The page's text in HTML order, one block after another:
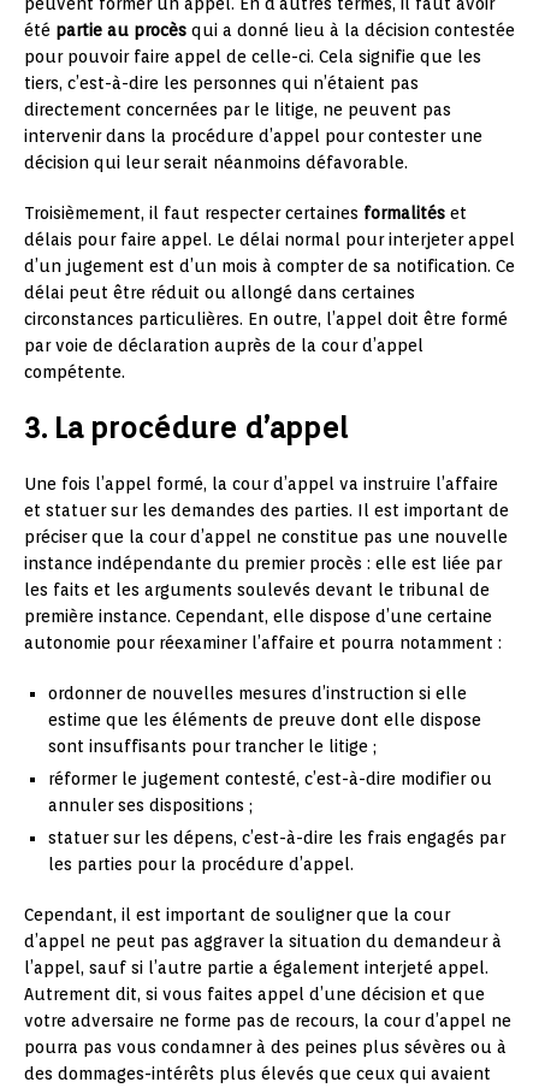
été partie au procès qui a donné lieu à la décision contestée
pour pouvoir faire appel de celle-ci. Cela signifie que les
tiers, c’est-à-dire les personnes qui n’étaient pas
directement concernées par le litige, ne peuvent pas
intervenir dans la procédure d’appel pour contester une
décision qui leur serait néanmoins défavorable.
Troisièmement, il faut respecter certaines formalités et
délais pour faire appel. Le délai normal pour interjeter appel
d’un jugement est d’un mois à compter de sa notification. Ce
délai peut être réduit ou allongé dans certaines
circonstances particulières. En outre, l’appel doit être formé
par voie de déclaration auprès de la cour d’appel
compétente.
3. La procédure d’appel
Une fois l’appel formé, la cour d’appel va instruire l’affaire
et statuer sur les demandes des parties. Il est important de
préciser que la cour d’appel ne constitue pas une nouvelle
instance indépendante du premier procès : elle est liée par
les faits et les arguments soulevés devant le tribunal de
première instance. Cependant, elle dispose d’une certaine
autonomie pour réexaminer l’affaire et pourra notamment :
ordonner de nouvelles mesures d’instruction si elle
estime que les éléments de preuve dont elle dispose
sont insuffisants pour trancher le litige ;
réformer le jugement contesté, c’est-à-dire modifier ou
annuler ses dispositions ;
statuer sur les dépens, c’est-à-dire les frais engagés par
les parties pour la procédure d’appel.
Cependant, il est important de souligner que la cour
d’appel ne peut pas aggraver la situation du demandeur à
l’appel, sauf si l’autre partie a également interjeté appel.
Autrement dit, si vous faites appel d’une décision et que
votre adversaire ne forme pas de recours, la cour d’appel ne
pourra pas vous condamner à des peines plus sévères ou à
des dommages-intérêts plus élevés que ceux qui avaient